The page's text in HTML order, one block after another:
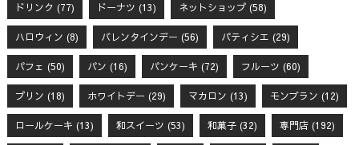
ドリンク (77) ドーナツ (13) ネットショップ(58)
ハロウィン (8) バレンタインデー (56) パティシエ (29)
パフェ (50) パン (16) パンケーキ (72) フルーツ (60)
プリン (18) ホワイトデー (29) マカロン (13) モンブラン (12)
ロールケーキ (13) 和スイーツ (53) 和菓子(32) 専門店(192)